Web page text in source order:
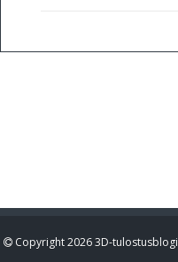
Copyright 2026 3D-tulostusblogi